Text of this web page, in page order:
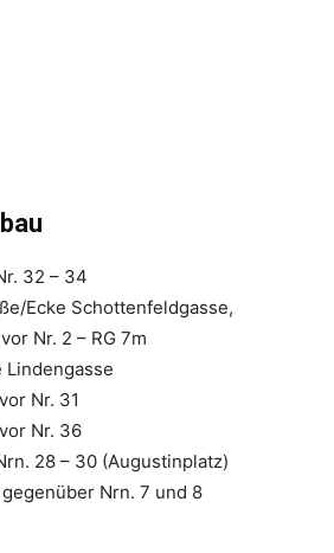
32 – 34
Ecke Schottenfeldgasse,
Nr. 2 – RG 7m
Lindengasse
Nr. 31
Nr. 36
28 – 30 (Augustinplatz)
Nrn. 7 und 8